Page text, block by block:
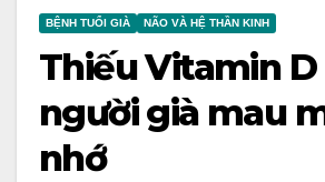
BỆNH TUỔI GIÀ NÃO VÀ HỆ THẦN KINH
Thiếu Vitamin
người già mau
nhớ